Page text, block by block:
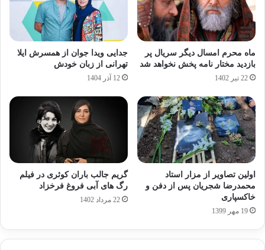
ماه محرم امسال دیگر سریال پر
بازدید مختار نامه پخش نخواهد شد
22 تیر 1402
جدایی ویدا جوان از همسرش ایلا
تهرانی از زبان خودش
12 آذر 1404
اولین تصاویر از مزار استاد
محمدرضا شجریان پس از دفن و
خاکسپاری
19 مهر 1399
گریم جالب باران کوثری در فیلم
رگ های آبی فروغ فرخزاد
22 مرداد 1402